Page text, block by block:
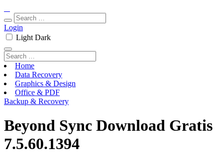
Login
Light Dark
Home
Data Recovery
Graphics & Design
Office & PDF
Backup & Recovery
Beyond Sync Download Gratis
7.5.60.1394